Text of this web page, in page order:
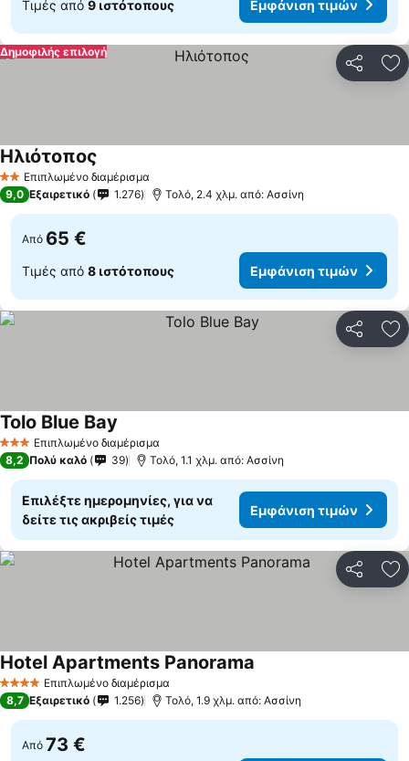
Τιμές από 9 ιστότοπους Εμφάνιση τιμών
Δημοφιλής επιλογή
2 ΑστέριαΕπιπλωμένο διαμέρισμα
Ηλιότοπος
9,0 Εξαιρετικό 1.276 Τολό, 2.4 χλμ. από: Ασσίνη
Από 65 €
Τιμές από 8 ιστότοπους Εμφάνιση τιμών
3 ΑστέριαΕπιπλωμένο διαμέρισμα
Tolo Blue Bay
8,2 Πολύ καλό 39 Τολό, 1.1 χλμ. από: Ασσίνη
Επιλέξτε ημερομηνίες, για να
δείτε τις ακριβείς τιμές
Εμφάνιση τιμών
4 ΑστέριαΕπιπλωμένο διαμέρισμα
Hotel Apartments Panorama
8,7 Εξαιρετικό 1.256 Τολό, 1.9 χλμ. από: Ασσίνη
Από 73 €